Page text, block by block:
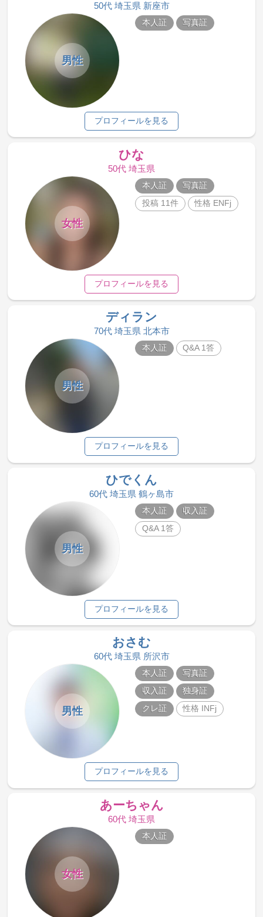
50代 埼玉県 新座市
男性
本人証 写真証
プロフィールを見る
ひな
50代 埼玉県
女性
本人証
写真証
投稿 11件
性格 ENFj
プロフィールを見る
ディラン
70代 埼玉県 北本市
男性
本人証 Q&A 1答
プロフィールを見る
ひでくん
60代 埼玉県 鶴ヶ島市
男性
本人証
収入証
Q&A 1答
プロフィールを見る
おさむ
60代 埼玉県 所沢市
男性
本人証
写真証
収入証
独身証
クレ証
性格 INFj
プロフィールを見る
あーちゃん
60代 埼玉県
女性
本人証